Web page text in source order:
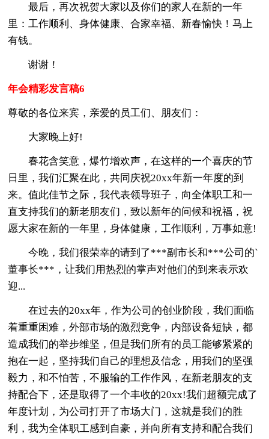
最后，再次祝贺大家以及你们的家人在新的一年
里：工作顺利、身体健康、合家幸福、新春愉快！马上
有钱。
谢谢！
年会精彩发言稿6
尊敬的各位来宾，亲爱的员工们、朋友们：
大家晚上好!
春花含笑意，爆竹增欢声，在这样的一个喜庆的节
日里，我们汇聚在此，共同庆祝20xx年新一年度的到
来。值此佳节之际，我代表领导班子，向全体职工和一
直支持我们的新老朋友们，致以新年的问候和祝福，祝
愿大家在新的一年里，身体健康，工作顺利，万事如意!
今晚，我们很荣幸的请到了***副市长和***公司的`
董事长***，让我们用热烈的掌声对他们的到来表示欢
迎...
在过去的20xx年，作为公司的创业阶段，我们面临
着重重困难，外部市场的激烈竞争，内部设备短缺，都
造成我们的举步维坚，但是我们所有的员工能够紧紧的
抱在一起，坚持我们自己的理想及信念，用我们的坚强
毅力，和不怕苦，不服输的工作作风，在新老朋友的支
持配合下，还是取得了一个丰收的20xx!我们超额完成了
年度计划，为公司打开了市场大门，这就是我们的胜
利，我为全体职工感到自豪，并向所有支持和配合我们